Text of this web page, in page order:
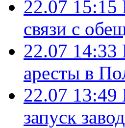
22.07 15:15
связи с
22.07 14:33
аресты в
22.07 13:49
запуск